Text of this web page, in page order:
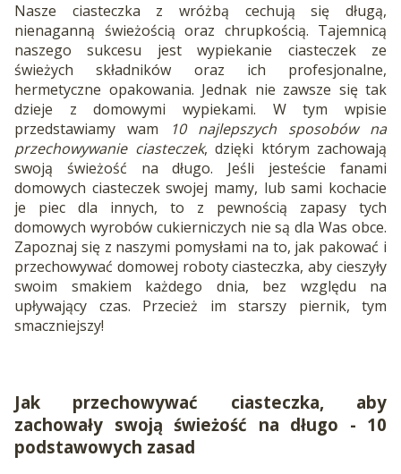
Nasze ciasteczka z wróżbą cechują się długą,
nienaganną świeżością oraz chrupkością. Tajemnicą
naszego sukcesu jest wypiekanie ciasteczek ze
świeżych składników oraz ich profesjonalne,
hermetyczne opakowania. Jednak nie zawsze się tak
dzieje z domowymi wypiekami. W tym wpisie
przedstawiamy wam
10 najlepszych sposobów na
przechowywanie ciasteczek, dzięki którym zachowają
swoją świeżość na długo. Jeśli jesteście fanami
domowych ciasteczek swojej mamy, lub sami kochacie
je piec dla innych, to z pewnością zapasy tych
domowych wyrobów cukierniczych nie są dla Was obce.
Zapoznaj się z naszymi pomysłami na to, jak pakować i
przechowywać domowej roboty ciasteczka, aby cieszyły
swoim smakiem każdego dnia, bez względu na
upływający czas. Przecież im starszy piernik, tym
smaczniejszy!
Jak przechowywać ciasteczka, aby
zachowały swoją świeżość na długo - 10
podstawowych zasad